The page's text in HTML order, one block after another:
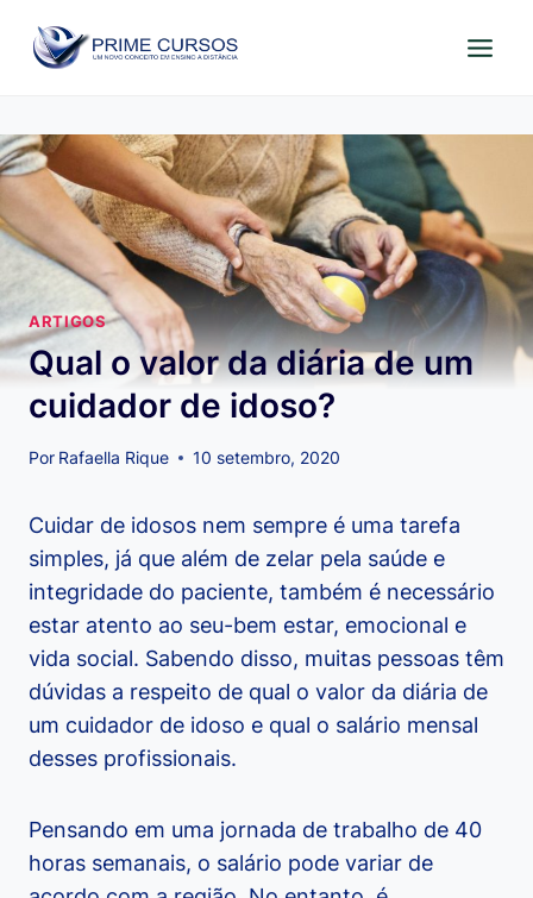
para
ARTIGOS
Qual o valor da diária de um
cuidador de idoso?
Por Rafaella Rique 10 setembro, 2020
Cuidar de idosos nem sempre é uma tarefa
simples, já que além de zelar pela saúde e
integridade do paciente, também é necessário
estar atento ao seu-bem estar, emocional e
vida social. Sabendo disso, muitas pessoas têm
dúvidas a respeito de qual o valor da diária de
um cuidador de idoso e qual o salário mensal
desses profissionais.
Pensando em uma jornada de trabalho de 40
horas semanais, o salário pode variar de